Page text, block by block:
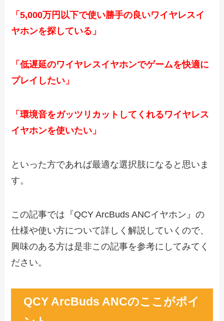
「5,000万円以下で使い勝手の良いワイヤレスイ
ヤホンを探している」
「低遅延のワイヤレスイヤホンでゲームを快適に
プレイしたい」
「環境音をガッツリカットしてくれるワイヤレス
イヤホンを使いたい」
といった方であれば最適な選択肢になると思いま
す。
この記事では『QCY ArcBuds ANCイヤホン』の
仕様や使い方について詳しく解説していくので、
興味のある方は是非この記事を参考にしてみてく
ださい。
QCY ArcBuds ANCのここがポイ